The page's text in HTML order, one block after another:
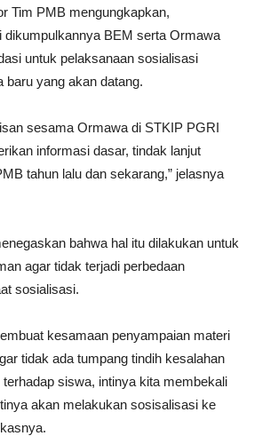
Tim PMB mengungkapkan,
dikumpulkannya BEM serta Ormawa
untuk pelaksanaan sosialisasi
baru yang akan datang.
sesama Ormawa di STKIP PGRI
informasi dasar, tindak lanjut
tahun lalu dan sekarang,” jelasnya
bahwa hal itu dilakukan untuk
agar tidak terjadi perbedaan
sosialisasi.
kesamaan penyampaian materi
tidak ada tumpang tindih kesalahan
siswa, intinya kita membekali
akan melakukan sosisalisasi ke